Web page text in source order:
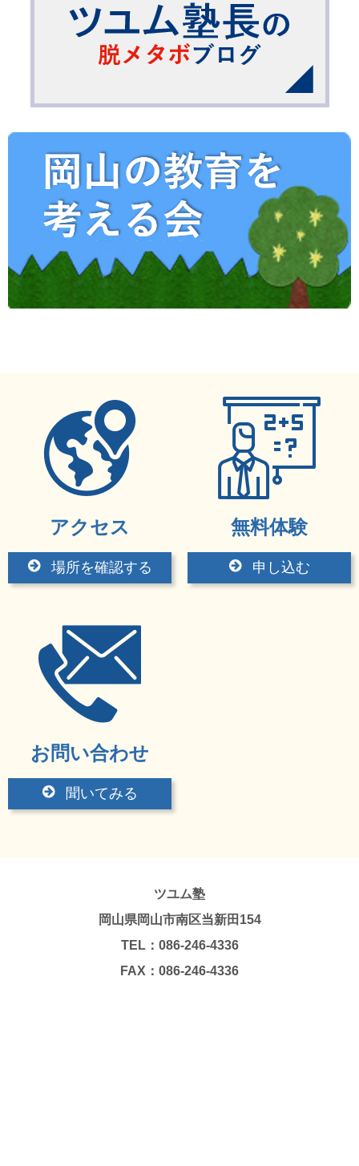
アクセス
場所を確認する
無料体験
申し込む
お問い合わせ
聞いてみる
ツユム塾
岡山県岡山市南区当新田154
TEL：086-246-4336
FAX：086-246-4336